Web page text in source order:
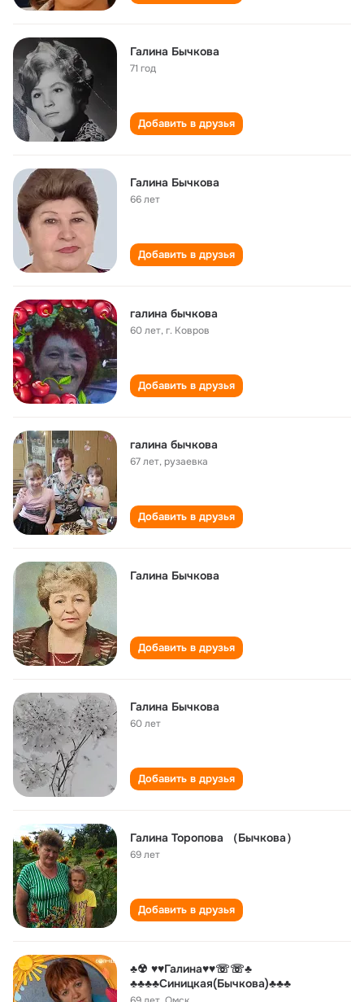
Галина Бычкова
71 год
Добавить в друзья
Галина Бычкова
66 лет
Добавить в друзья
галина бычкова
60 лет,г. Ковров
Добавить в друзья
галина бычкова
67 лет,рузаевка
Добавить в друзья
Галина Бычкова
Добавить в друзья
Галина Бычкова
60 лет
Добавить в друзья
Галина Торопова （Бычкова）
69 лет
Добавить в друзья
♣☢ ♥♥Галина♥♥☏☏♣
♣♣♣♣Синицкая(Бычкова)♣♣♣